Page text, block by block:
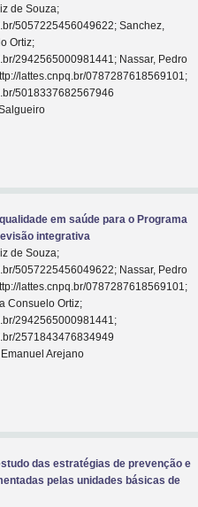
de Souza;
5057225456049622; Sanchez,
Ortiz;
2942565000981441; Nassar, Pedro
lattes.cnpq.br/0787287618569101;
5018337682567946
em saúde para o Programa
integrativa
de Souza;
5057225456049622; Nassar, Pedro
lattes.cnpq.br/0787287618569101;
Consuelo Ortiz;
2942565000981441;
2571843476834949
Arejano
das estratégias de prevenção e
pelas unidades básicas de